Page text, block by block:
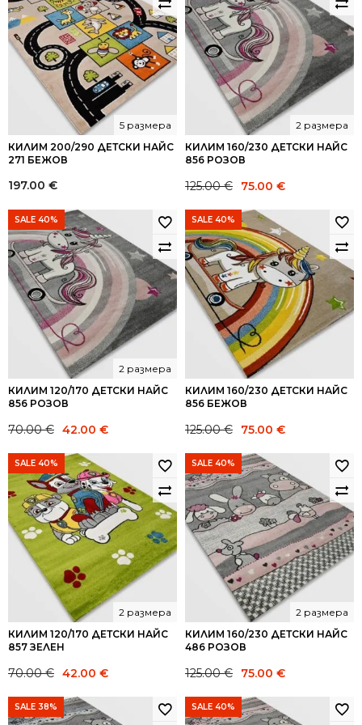
КИЛИМ 200/290 ДЕТСКИ НАЙС
271 БЕЖОВ
5 размера
197.00 €
КИЛИМ 160/230 ДЕТСКИ НАЙС
856 РОЗОВ
2 размера
125.00€
Original
was:
125.00 €.
75.00 €
Current
is:
75.00 €.
SALE 40%
КИЛИМ 120/170 ДЕТСКИ НАЙС
856 РОЗОВ
2 размера
70.00€
Original
was:
70.00 €.
42.00 €
Current
is:
42.00 €.
SALE 40%
КИЛИМ 160/230 ДЕТСКИ НАЙС
856 БЕЖОВ
125.00€
Original
was:
125.00 €.
75.00 €
Current
is:
75.00 €.
SALE 40%
КИЛИМ 120/170 ДЕТСКИ НАЙС
857 ЗЕЛЕН
2 размера
70.00€
Original
was:
42.00 €
Current
is:
SALE 40%
КИЛИМ 160/230 ДЕТСКИ НАЙС
486 РОЗОВ
2 размера
125.00€
Original
was:
75.00 €
Current
is:
SALE 38% SALE 40%